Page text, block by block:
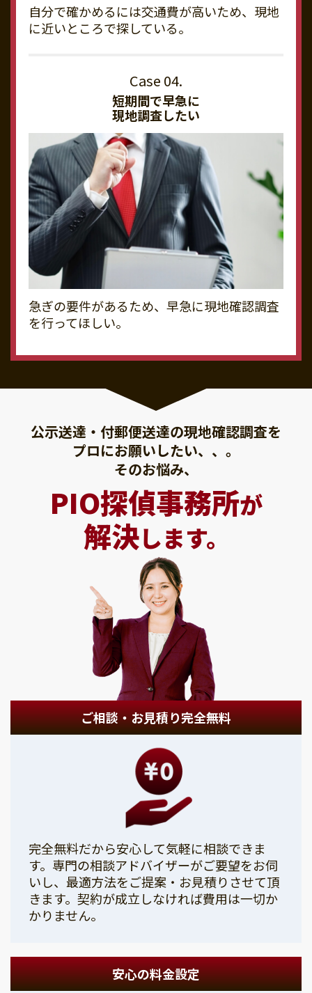
自分で確かめるには交通費が高いため、現地
に近いところで探している。
短期間で早急に
現地調査したい
急ぎの要件があるため、早急に現地確認調査
を行ってほしい。
公示送達・付郵便送達の現地確認調査を
プロにお願いしたい、、。
そのお悩み、
PIO探偵事務所が
解決します。
ご相談・お見積り完全無料
完全無料だから安心して気軽に相談できま
す。専門の相談アドバイザーがご要望をお伺
いし、最適方法をご提案・お見積りさせて頂
きます。契約が成立しなければ費用は一切か
かりません。
安心の料金設定